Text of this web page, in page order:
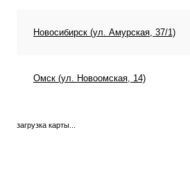
Новосибирск (ул. Амурская, 37/1)
Омск (ул. Новоомская, 14)
загрузка карты...